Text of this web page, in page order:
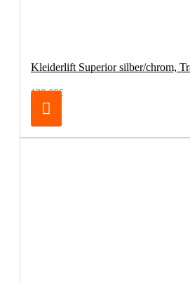
Kleiderlift Superior silber/chrom,
138,66€